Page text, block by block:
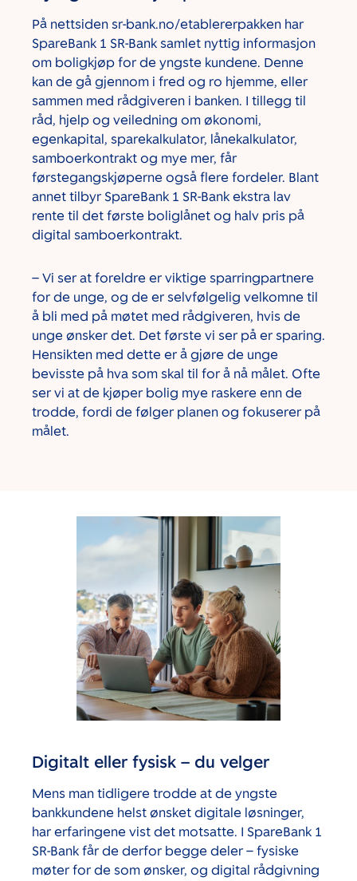
På nettsiden sr-bank.no/etablererpakken har
SpareBank 1 SR-Bank samlet nyttig informasjon
om boligkjøp for de yngste kundene. Denne
kan de gå gjennom i fred og ro hjemme, eller
sammen med rådgiveren i banken. I tillegg til
råd, hjelp og veiledning om økonomi,
egenkapital, sparekalkulator, lånekalkulator,
samboerkontrakt og mye mer, får
førstegangskjøperne også flere fordeler. Blant
annet tilbyr SpareBank 1 SR-Bank ekstra lav
rente til det første boliglånet og halv pris på
digital samboerkontrakt.
– Vi ser at foreldre er viktige sparringpartnere
for de unge, og de er selvfølgelig velkomne til
å bli med på møtet med rådgiveren, hvis de
unge ønsker det. Det første vi ser på er sparing.
Hensikten med dette er å gjøre de unge
bevisste på hva som skal til for å nå målet. Ofte
ser vi at de kjøper bolig mye raskere enn de
trodde, fordi de følger planen og fokuserer på
målet.
Digitalt eller fysisk – du velger
Mens man tidligere trodde at de yngste
bankkundene helst ønsket digitale løsninger,
har erfaringene vist det motsatte. I SpareBank 1
SR-Bank får de derfor begge deler – fysiske
møter for de som ønsker, og digital rådgivning